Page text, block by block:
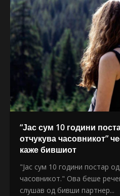
“Јас сум 10 години
отчукува часовникот”
каже бившиот
"Јас сум 10 години постар
часовникот." Ова беше
слушав од бивши партнер...